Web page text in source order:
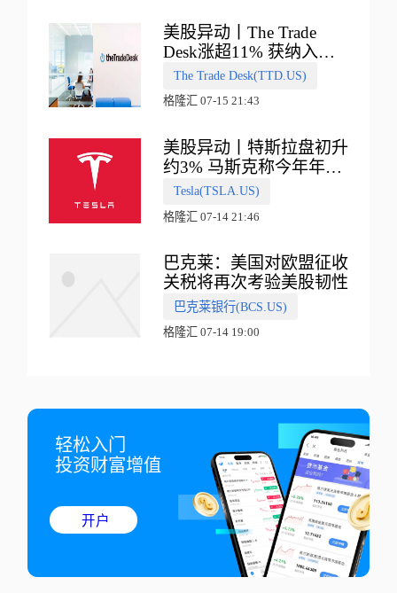
美股异动丨The Trade
Desk涨超11% 获纳入标
普500指数
The Trade Desk(TTD.US)
格隆汇 07-15 21:43
美股异动丨特斯拉盘初升
约3% 马斯克称今年年底
会有‘史诗级震撼’的演示
Tesla(TSLA.US)
格隆汇 07-14 21:46
巴克莱：美国对欧盟征收
关税将再次考验美股韧性
巴克莱银行(BCS.US)
格隆汇 07-14 19:00
轻松入门
投资财富增值
开户